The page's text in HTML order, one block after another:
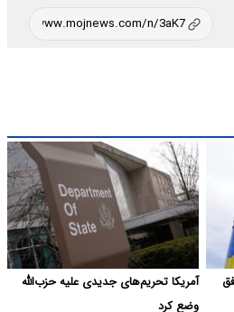
آمریکا تحریم‌های جدیدی علیه حزب‌الله
وضع کرد